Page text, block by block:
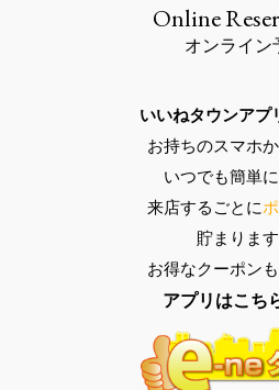
Online
オンライン
いいねタウンアプ
お持ちのスマホ
いつでも簡単
来店するごとに
貯まります
お得なクーポン
アプリはこち